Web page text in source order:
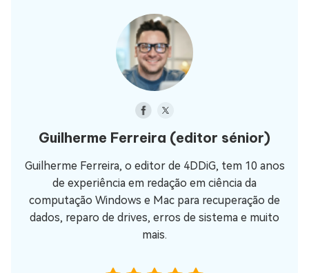
Guilherme Ferreira (editor sénior)
Guilherme Ferreira, o editor de 4DDiG, tem 10 anos
de experiência em redação em ciência da
computação Windows e Mac para recuperação de
dados, reparo de drives, erros de sistema e muito
mais.